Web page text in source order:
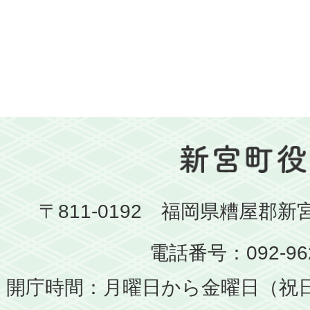
〒811-0192 福岡県糟屋郡新
電話番号：092-
開庁時間：月曜日から金曜日（祝